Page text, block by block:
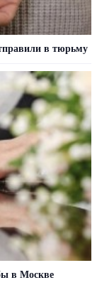
в тюрьму
в Москве